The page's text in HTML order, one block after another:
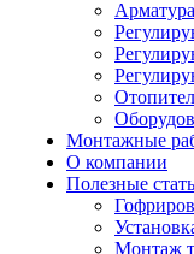
Монтажные
О компании
Полезные
Монтаж